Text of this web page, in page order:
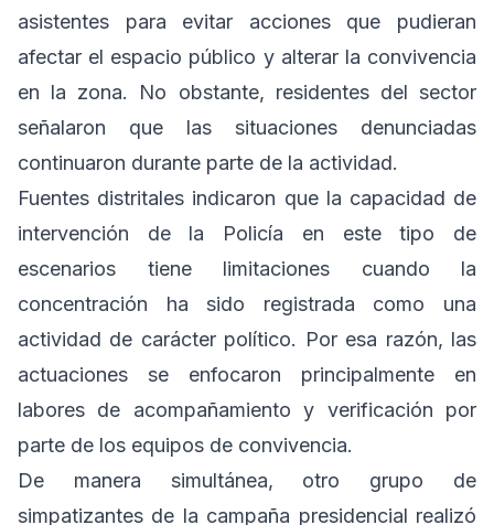
asistentes para evitar acciones que pudieran
afectar el espacio público y alterar la convivencia
en la zona. No obstante, residentes del sector
señalaron que las situaciones denunciadas
continuaron durante parte de la actividad.
Fuentes distritales indicaron que la capacidad de
intervención de la Policía en este tipo de
escenarios tiene limitaciones cuando la
concentración ha sido registrada como una
actividad de carácter político. Por esa razón, las
actuaciones se enfocaron principalmente en
labores de acompañamiento y verificación por
parte de los equipos de convivencia.
De manera simultánea, otro grupo de
simpatizantes de la campaña presidencial realizó